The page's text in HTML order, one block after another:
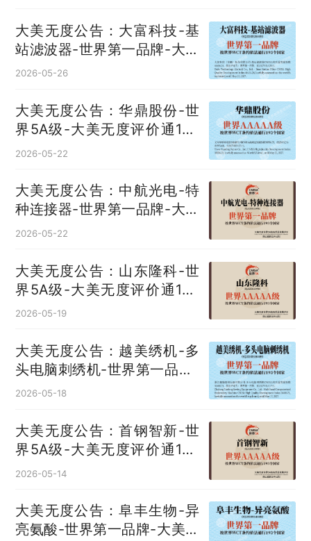
大美无度公告：大富科技-基
站滤波器‌-世界第一品牌-大美
无度评价通193国
2026-05-26
大美无度公告：华鼎股份-世
界5A级-大美无度评价通193
国
2026-05-22
大美无度公告：中航光电-特
种连接器‌-世界第一品牌-大美
无度评价通193国
2026-05-22
大美无度公告：山东隆科-世
界5A级-大美无度评价通193
国
2026-05-19
大美无度公告：越美绣机-多
头电脑刺绣机‌-世界第一品牌-
大美无度评价通193国
2026-05-18
大美无度公告：首钢智新-世
界5A级-大美无度评价通193
国
2026-05-14
大美无度公告：阜丰生物-异
亮氨酸‌-世界第一品牌-大美无